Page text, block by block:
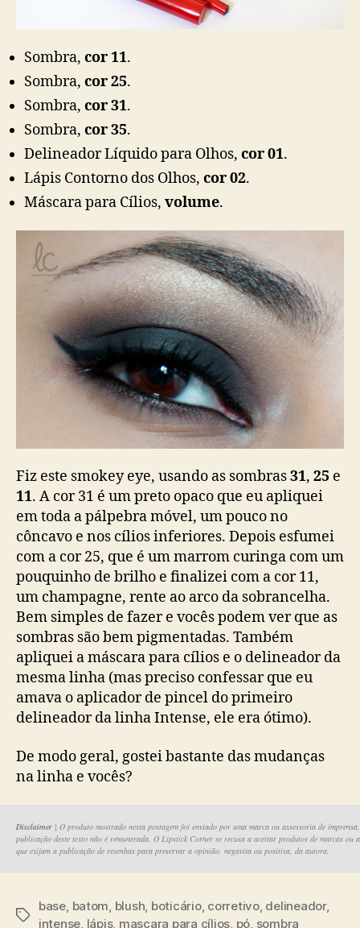
Sombra, cor 11.
Sombra, cor 25.
Sombra, cor 31.
Sombra, cor 35.
Delineador Líquido para Olhos, cor 01.
Lápis Contorno dos Olhos, cor 02.
Máscara para Cílios, volume.
Fiz este smokey eye, usando as sombras31, 25 e
11. A cor 31 é um preto opaco que eu apliquei
em toda a pálpebra móvel, um pouco no
côncavo e nos cílios inferiores. Depois esfumei
com a cor 25, que é um marrom curinga com um
pouquinho de brilho e finalizei com a cor 11,
um champagne, rente ao arco da sobrancelha.
Bem simples de fazer e vocês podem ver que as
sombras são bem pigmentadas. Também
apliquei a máscara para cílios e o delineador da
mesma linha (mas preciso confessar que eu
amava o aplicador de pincel do primeiro
delineador da linha Intense, ele era ótimo).
De modo geral, gostei bastante das mudanças
na linha e vocês?
Disclaimer | O produto mostrado nesta postagem foi enviado por uma marca ou assessoria de
publicação deste texto não é remunerada. O Lipstick Corner se recusa a aceitar produtos de marcas ou
que exijam a publicação de resenhas para preservar a opinião, negavita ou positiva, da autora.
Tags
base, batom, blush, boticário, corretivo, delineador,
intense, lápis, mascara para cílios, pó, sombra